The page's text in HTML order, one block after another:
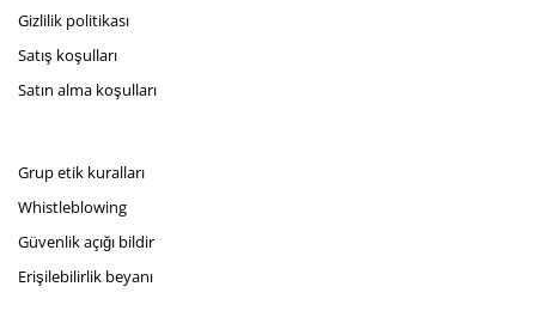
Gizlilik politikası
Satış koşulları
Satın alma koşulları
Grup etik kuralları
Whistleblowing
Güvenlik açığı bildir
Erişilebilirlik beyanı